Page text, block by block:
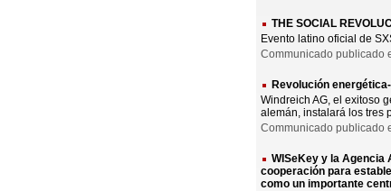
THE SOCIAL
Evento latino oficial de
Communicado publicado
Revolución
Windreich AG, el exitoso
alemán, instalará los tres
Communicado publicado
WISeKey y la Agencia
cooperación para
como un importante